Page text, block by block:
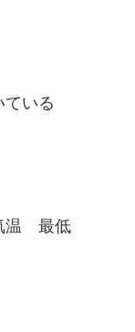
ている
温 最低